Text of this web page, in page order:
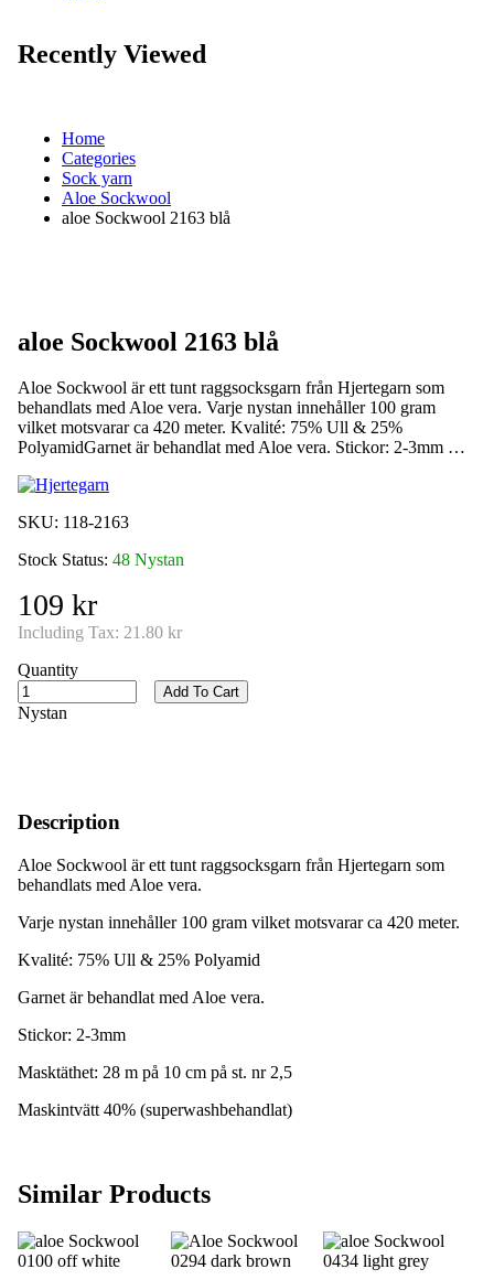
Recently Viewed
Home
Categories
Sock yarn
Aloe Sockwool
aloe Sockwool 2163 blå
aloe Sockwool 2163 blå
Aloe Sockwool är ett tunt raggsocksgarn från Hjertegarn som
behandlats med Aloe vera. Varje nystan innehåller 100 gram
vilket motsvarar ca 420 meter. Kvalité: 75% Ull & 25%
PolyamidGarnet är behandlat med Aloe vera. Stickor: 2-3mm …
SKU: 118-2163
Stock Status: 48 Nystan
109 kr
Including Tax: 21.80 kr
Quantity
Nystan
Add To Cart
Description
Aloe Sockwool är ett tunt raggsocksgarn från Hjertegarn som
behandlats med Aloe vera.
Varje nystan innehåller 100 gram vilket motsvarar ca 420 meter.
Kvalité: 75% Ull & 25% Polyamid
Garnet är behandlat med Aloe vera.
Stickor: 2-3mm
Masktäthet: 28 m på 10 cm på st. nr 2,5
Maskintvätt 40% (superwashbehandlat)
Similar Products